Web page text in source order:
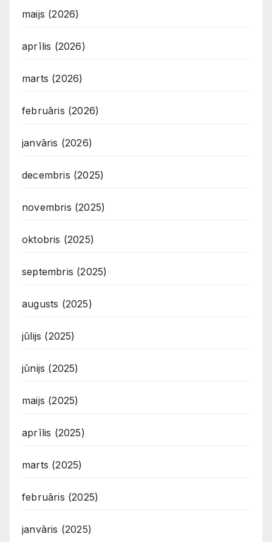
maijs (2026)
aprīlis (2026)
marts (2026)
februāris (2026)
janvāris (2026)
decembris (2025)
novembris (2025)
oktobris (2025)
septembris (2025)
augusts (2025)
jūlijs (2025)
jūnijs (2025)
maijs (2025)
aprīlis (2025)
marts (2025)
februāris (2025)
janvāris (2025)